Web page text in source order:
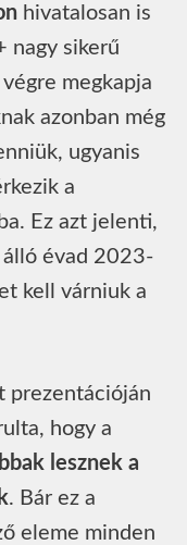
hivatalosan is
nagy sikerű
végre megkapja
azonban még
ugyanis
a
Ez azt jelenti,
álló évad 2023-
kell várniuk a
prezentációján
hogy a
lesznek a
. Bár ez a
eleme minden